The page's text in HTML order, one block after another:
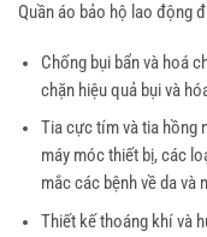
Quần áo bảo hộ lao động
Chống bụi bẩn và hoá
chặn hiệu quả bụi và
Tia cực tím và tia hồng
máy móc thiết bị, các
mắc các bệnh về da và
Thiết kế thoáng khí và